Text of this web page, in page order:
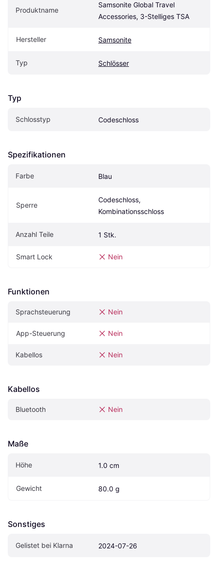
Produktname
Samsonite Global Travel
Accessories, 3-Stelliges TSA
Hersteller Samsonite
Typ Schlösser
Typ
Schlosstyp Codeschloss
Spezifikationen
Farbe Blau
Sperre
Codeschloss,
Kombinationsschloss
Anzahl Teile 1 Stk.
Smart Lock Nein
Funktionen
Sprachsteuerung Nein
App-Steuerung Nein
Kabellos Nein
Kabellos
Bluetooth Nein
Maße
Höhe 1.0 cm
Gewicht 80.0 g
Sonstiges
Gelistet bei Klarna 2024-07-26